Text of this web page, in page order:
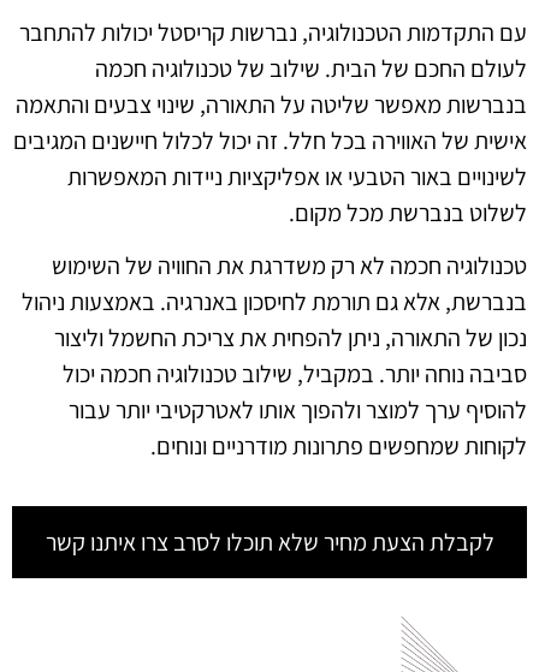
עם התקדמות הטכנולוגיה, נברשות קריסטל יכולות להתחבר
לעולם החכם של הבית. שילוב של טכנולוגיה חכמה
בנברשות מאפשר שליטה על התאורה, שינוי צבעים והתאמה
אישית של האווירה בכל חלל. זה יכול לכלול חיישנים המגיבים
לשינויים באור הטבעי או אפליקציות ניידות המאפשרות
לשלוט בנברשת מכל מקום.
טכנולוגיה חכמה לא רק משדרגת את החוויה של השימוש
בנברשת, אלא גם תורמת לחיסכון באנרגיה. באמצעות ניהול
נכון של התאורה, ניתן להפחית את צריכת החשמל וליצור
סביבה נוחה יותר. במקביל, שילוב טכנולוגיה חכמה יכול
להוסיף ערך למוצר ולהפוך אותו לאטרקטיבי יותר עבור
לקוחות שמחפשים פתרונות מודרניים ונוחים.
לקבלת הצעת מחיר שלא תוכלו לסרב צרו איתנו קשר